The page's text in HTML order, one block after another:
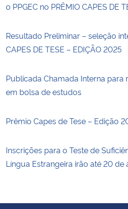
o PPGEC no PRÊMIO CAPES DE
Resultado Preliminar – seleção
CAPES DE TESE – EDIÇÃO 2025
Publicada Chamada Interna para
em bolsa de estudos
Prêmio Capes de Tese – Edição
Inscrições para o Teste de
Língua Estrangeira irão até 20 de